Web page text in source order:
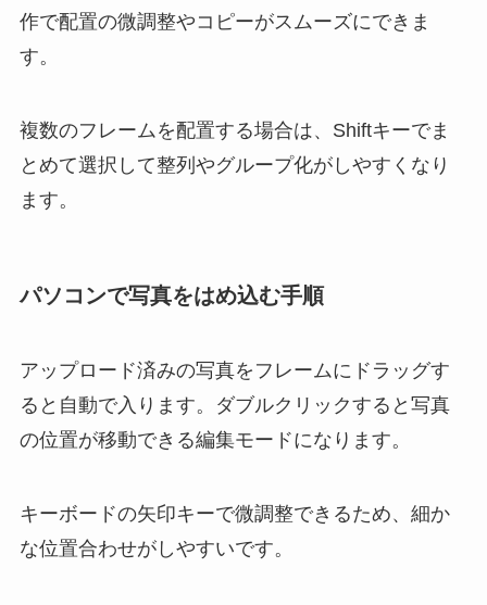
作で配置の微調整やコピーがスムーズにできま
す。
複数のフレームを配置する場合は、Shiftキーでま
とめて選択して整列やグループ化がしやすくなり
ます。
パソコンで写真をはめ込む手順
アップロード済みの写真をフレームにドラッグす
ると自動で入ります。ダブルクリックすると写真
の位置が移動できる編集モードになります。
キーボードの矢印キーで微調整できるため、細か
な位置合わせがしやすいです。